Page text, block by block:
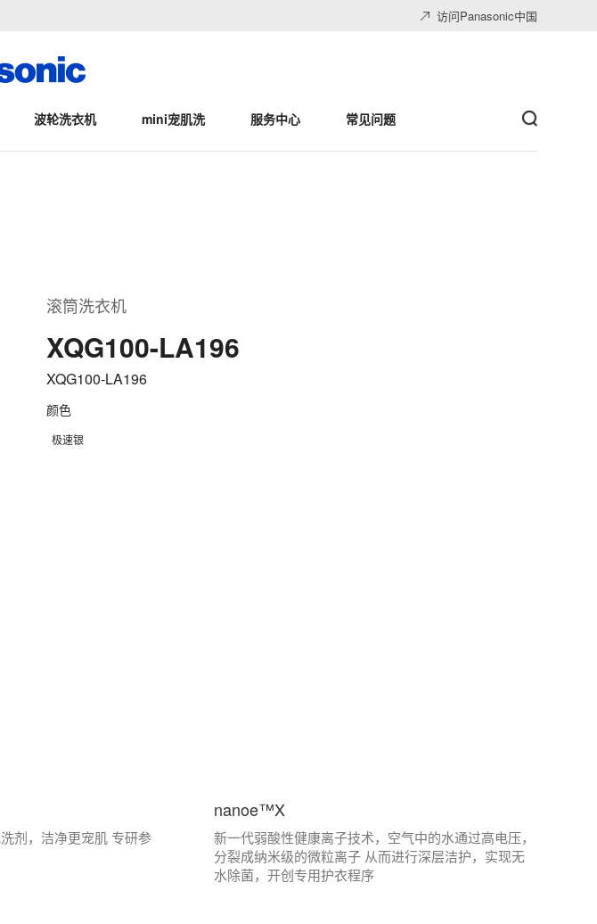
访问Panasonic中国
波轮洗衣机 mini宠肌洗 服务中心 常见问题
滚筒洗衣机
XQG100-LA196
XQG100-LA196
颜色
极速银
剂，洁净更宠肌 专研参
nanoe™X
新一代弱酸性健康离子技术，空气中的水通过高电压，
分裂成纳米级的微粒离子 从而进行深层洁护，实现无
水除菌，开创专用护衣程序